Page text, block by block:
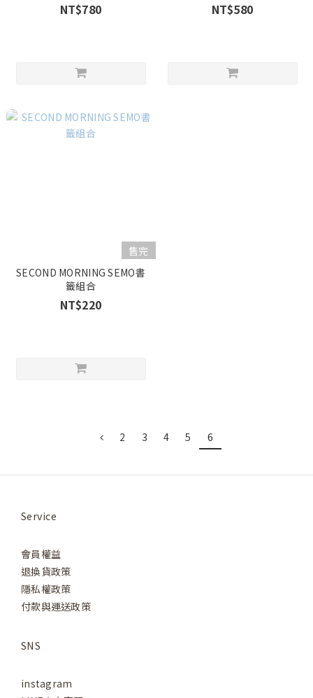
NT$780 NT$580
售完
SECOND MORNING SEMO書
籤組合
NT$220
2 3 4 5 6
Service
會員權益
退換貨政策
隱私權政策
付款與運送政策
SNS
instagram